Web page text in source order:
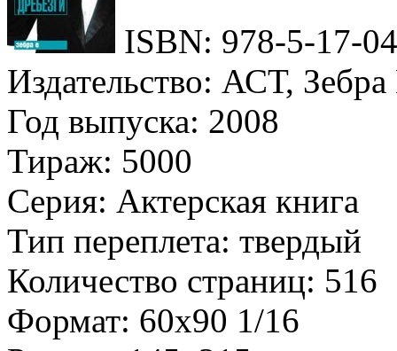
ISBN: 978-5-17-
Издательство: АСТ,
Год выпуска: 2008
Тираж: 5000
Серия: Актерская книга
Тип переплета: твердый
Количество страниц: 516
Формат: 60х90 1/16